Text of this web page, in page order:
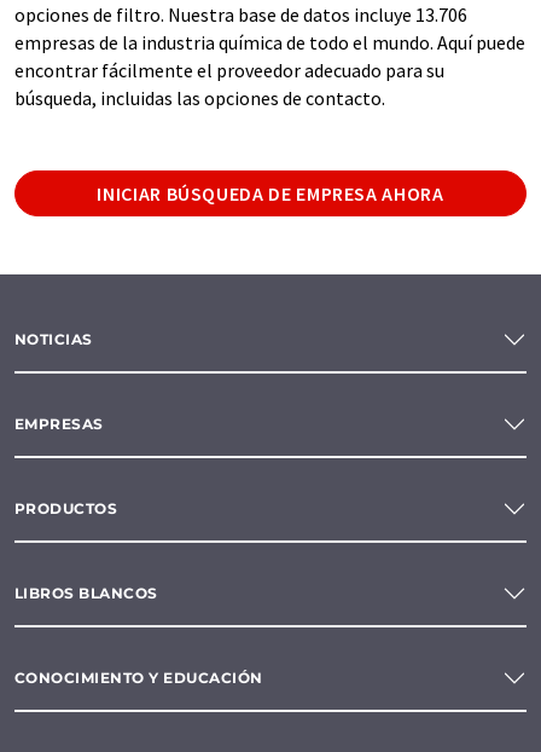
opciones de filtro. Nuestra base de datos incluye 13.706
empresas de la industria química de todo el mundo. Aquí puede
encontrar fácilmente el proveedor adecuado para su
búsqueda, incluidas las opciones de contacto.
INICIAR BÚSQUEDA DE EMPRESA AHORA
NOTICIAS
EMPRESAS
PRODUCTOS
LIBROS BLANCOS
CONOCIMIENTO Y EDUCACIÓN